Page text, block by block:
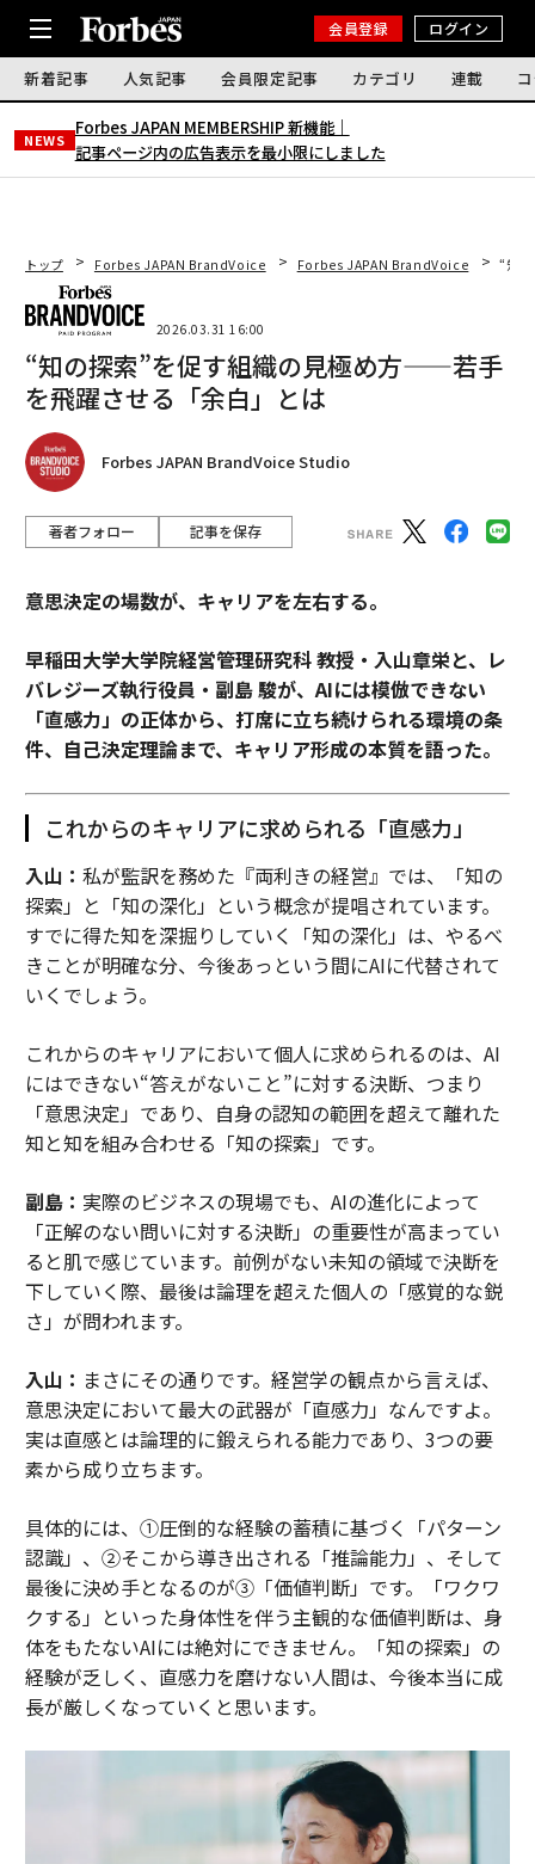
会員登録 ログイン
新着記事 人気記事 会員限定記事 カテゴリ 連載
NEWS
Forbes JAPAN MEMBERSHIP 新機能｜
記事ページ内の広告表示を最小限にしました
トップ Forbes JAPAN BrandVoice Forbes JAPAN BrandVoice “知
2026.03.31 16:00
“知の探索”を促す組織の見極め方——若手
を飛躍させる「余白」とは
Forbes JAPAN BrandVoice Studio
著者フォロー 記事を保存
意思決定の場数が、キャリアを左右する。
早稲田大学大学院経営管理研究科 教授・入山章栄と、レ
バレジーズ執行役員・副島 駿が、AIには模倣できない
「直感力」の正体から、打席に立ち続けられる環境の条
件、自己決定理論まで、キャリア形成の本質を語った。
これからのキャリアに求められる「直感力」
入山： 私が監訳を務めた『両利きの経営』では、「知の
探索」と「知の深化」という概念が提唱されています。
すでに得た知を深掘りしていく「知の深化」は、やるべ
きことが明確な分、今後あっという間にAIに代替されて
いくでしょう。
これからのキャリアにおいて個人に求められるのは、AI
にはできない“答えがないこと”に対する決断、つまり
「意思決定」であり、自身の認知の範囲を超えて離れた
知と知を組み合わせる「知の探索」です。
副島： 実際のビジネスの現場でも、AIの進化によって
「正解のない問いに対する決断」の重要性が高まってい
ると肌で感じています。前例がない未知の領域で決断を
下していく際、最後は論理を超えた個人の「感覚的な鋭
さ」が問われます。
入山： まさにその通りです。経営学の観点から言えば、
意思決定において最大の武器が「直感力」なんですよ。
実は直感とは論理的に鍛えられる能力であり、3つの要
素から成り立ちます。
具体的には、①圧倒的な経験の蓄積に基づく「パターン
認識」、②そこから導き出される「推論能力」、そして
最後に決め手となるのが③「価値判断」です。「ワクワ
クする」といった身体性を伴う主観的な価値判断は、身
体をもたないAIには絶対にできません。「知の探索」の
経験が乏しく、直感力を磨けない人間は、今後本当に成
長が厳しくなっていくと思います。